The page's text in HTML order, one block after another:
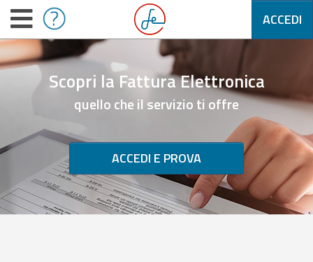
ACCEDI
Scopri la Fattura Elettronica
quello che il servizio ti offre
ACCEDI E PROVA